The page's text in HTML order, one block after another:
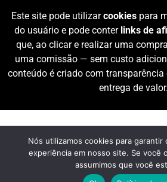
Este site pode utilizarcookies para
do usuário e pode conter links de
que, ao clicar e realizar uma
uma comissão — sem custo
conteúdo é criado com
entrega de valor.
Nós utilizamos cookies para
experiência em nosso site. Se você
assumimos que você